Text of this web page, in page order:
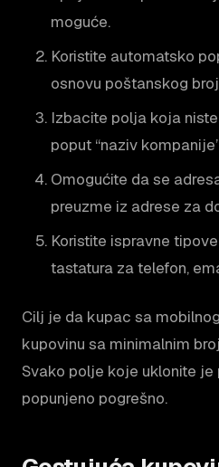
moguće.
Koristite automatsko
osnovu poštanskog
Izbacite polja koja
poput “naziv
Omogućite da se
preuzme iz adrese za
Koristite ispravne
tastatura za telefon,
Cilj je da kupac sa
kupovinu sa minimalnim
Svako polje koje uklonite
popunjeno pogrešno.